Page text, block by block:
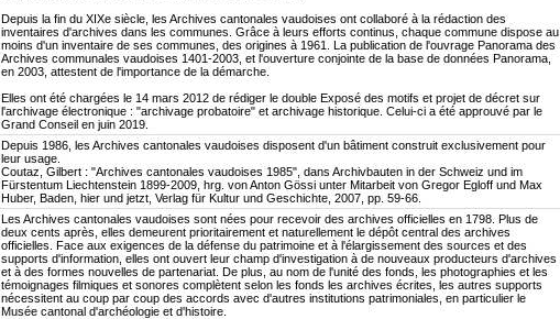
Depuis la fin du XIXe siècle, les Archives cantonales vaudoises ont collaboré à la rédaction des
inventaires d'archives dans les communes. Grâce à leurs efforts continus, chaque commune dispose au
moins d'un inventaire de ses communes, des origines à 1961. La publication de l'ouvrage Panorama des
Archives communales vaudoises 1401-2003, et l'ouverture conjointe de la base de données Panorama,
en 2003, attestent de l'importance de la démarche.
Elles ont été chargées le 14 mars 2012 de rédiger le double Exposé des motifs et projet de décret sur
l'archivage électronique : "archivage probatoire" et archivage historique. Celui-ci a été approuvé par le
Grand Conseil en juin 2019.
Depuis 1986, les Archives cantonales vaudoises disposent d'un bâtiment construit exclusivement pour
leur usage.
Coutaz, Gilbert : "Archives cantonales vaudoises 1985", dans Archivbauten in der Schweiz und im
Fürstentum Liechtenstein 1899-2009, hrg. von Anton Gössi unter Mitarbeit von Gregor Egloff und Max
Huber, Baden, hier und jetzt, Verlag für Kultur und Geschichte, 2007, pp. 59-66.
Les Archives cantonales vaudoises sont nées pour recevoir des archives officielles en 1798. Plus de
deux cents après, elles demeurent prioritairement et naturellement le dépôt central des archives
officielles. Face aux exigences de la défense du patrimoine et à l'élargissement des sources et des
supports d'information, elles ont ouvert leur champ d'investigation à de nouveaux producteurs d'archives
et à des formes nouvelles de partenariat. De plus, au nom de l'unité des fonds, les photographies et les
témoignages filmiques et sonores complètent selon les fonds les archives écrites, les autres supports
nécessitent au coup par coup des accords avec d'autres institutions patrimoniales, en particulier le
Musée cantonal d'archéologie et d'histoire.